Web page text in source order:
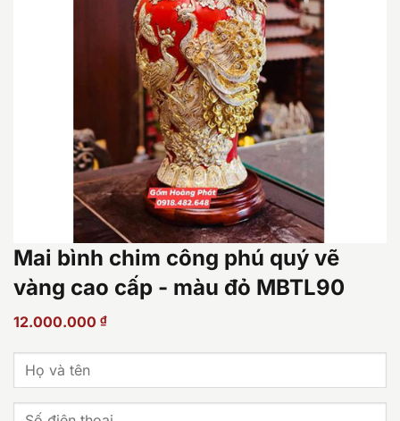
Mai bình chim công phú quý vẽ
vàng cao cấp - màu đỏ MBTL90
12.000.000 ₫